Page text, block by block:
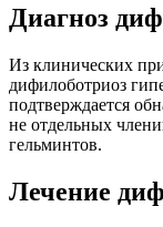
Диагноз
Из клинических
дифилоботриоз
подтверждается
не отдельных
гельминтов.
Лечение